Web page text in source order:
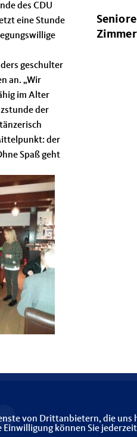
des CDU
eine Stunde
geschulter
an. „Wir
im Alter
der
der
Spaß geht
von Drittanbietern, die uns
können Sie